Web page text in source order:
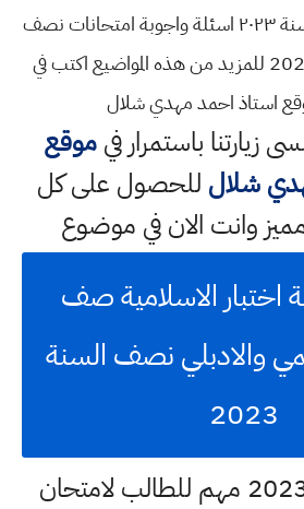
2023 اسئلة نصف السنة ٢٠٢٣ اسئلة واجوبة امتحانات نصف
السنة للعام الدراسي 2023 للمزيد من هذه المواضيع اكتب في
استاذ احمد مهدي شلال
زيارتنا باستمرار فيموقع
شلال للحصول على كل
وانت الان في موضوع
اختبار الاسلامية صف
والادبلي نصف السنة
2023
نموذج امتحان 2023 مهم للطالب لامتحان